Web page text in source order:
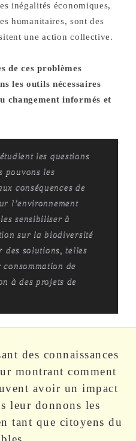
inégalités économiques,
humanitaires, sont des
une action collective.
de ces problèmes
les outils nécessaires
changement informés et
les questions
pouvons les
conséquences de
l’environnement
sensibiliser à
sur la biodiversité
des solutions, telles
de
à des projets de
des connaissances
montrant comment
avoir un impact
leur donnons les
tant que citoyens du